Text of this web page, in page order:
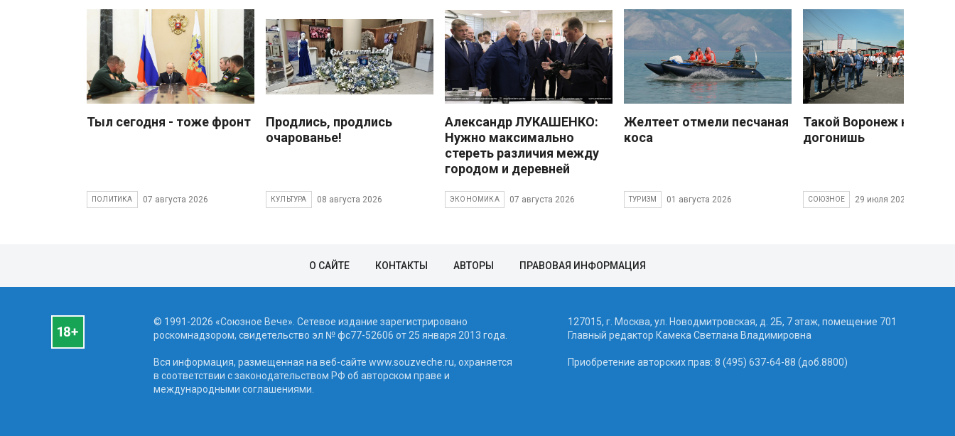
Тыл сегодня - тоже фронт
ПОЛИТИКА 07 августа 2026
Продлись, продлись
очарованье!
КУЛЬТУРА 08 августа 2026
Александр ЛУКАШЕНКО:
Нужно максимально
стереть различия между
городом и деревней
ЭКОНОМИКА 07 августа 2026
Желтеет отмели песчаная
коса
ТУРИЗМ 01 августа 2026
Такой Воронеж не
догонишь
СОЮЗНОЕ 29 июля 2026
О САЙТЕ КОНТАКТЫ АВТОРЫ ПРАВОВАЯ ИНФОРМАЦИЯ
© 1991-2026 «Союзное Вече». Сетевое издание зарегистрировано
роскомнадзором, свидетельство эл № фc77-52606 от 25 января 2013 года.
Вся информация, размещенная на веб-сайте www.souzveche.ru, охраняется
в соответствии с законодательством РФ об авторском праве и
международными соглашениями.
127015, г. Москва, ул. Новодмитровская, д. 2Б, 7 этаж, помещение 701
Главный редактор Камека Светлана Владимировна
Приобретение авторских прав: 8 (495) 637-64-88 (доб.8800)